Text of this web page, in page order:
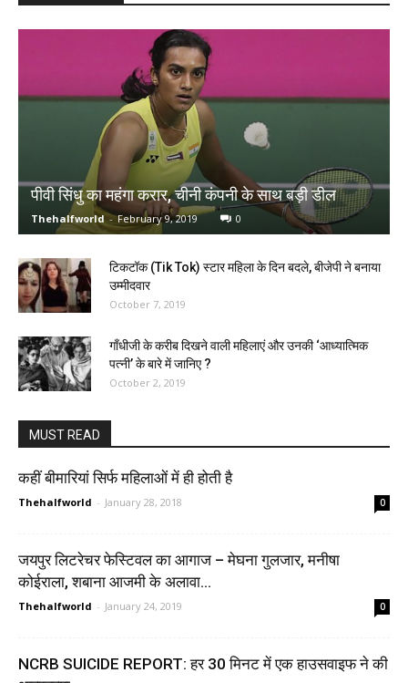
पीवी सिंधु का महंगा करार, चीनी कंपनी के साथ बड़ी डील
Thehalfworld - February 9, 2019 0
टिकटॉक (Tik Tok) स्टार महिला के दिन बदले, बीजेपी ने बनाया
उम्मीदवार
October 7, 2019
गाँधीजी के करीब दिखने वाली महिलाएं और उनकी ‘आध्यात्मिक
पत्नी’ के बारे में जानिए ?
October 2, 2019
MUST READ
कहीं बीमारियां सिर्फ महिलाओं में ही होती है
Thehalfworld - January 28, 2018 0
जयपुर लिटरेचर फेस्टिवल का आगाज – मेघना गुलजार, मनीषा
कोईराला, शबाना आजमी के अलावा...
Thehalfworld - January 24, 2019 0
NCRB SUICIDE REPORT: हर 30 मिनट में एक हाउसवाइफ ने की